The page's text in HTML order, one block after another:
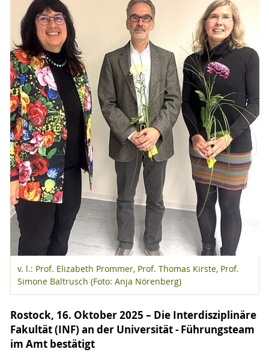
v. l.: Prof. Elizabeth Prommer, Prof. Thomas Kirste, Prof.
Simone Baltrusch (Foto: Anja Nörenberg)
Rostock, 16. Oktober 2025 – Die Interdisziplinäre
Fakultät (INF) an der Universität - Führungsteam
im Amt bestätigt